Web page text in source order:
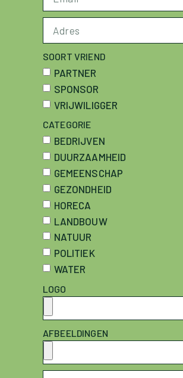
SOORT VRIEND
PARTNER
SPONSOR
VRIJWILIGGER
CATEGORIE
BEDRIJVEN
DUURZAAMHEID
GEMEENSCHAP
GEZONDHEID
HORECA
LANDBOUW
NATUUR
POLITIEK
WATER
LOGO
AFBEELDINGEN